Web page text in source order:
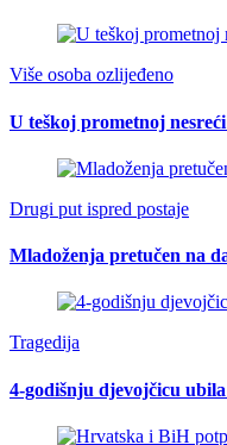
Više osoba ozlijeđeno
U teškoj prometnoj
Drugi put ispred postaje
Mladoženja pretučen na
Tragedija
4-godišnju djevojčicu